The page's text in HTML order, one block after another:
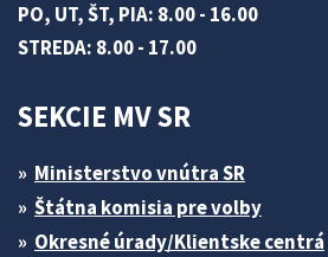
PO, UT, ŠT, PIA: 8.00 - 16.00
STREDA: 8.00 - 17.00
SEKCIE MV SR
Ministerstvo vnútra SR
Štátna komisia pre volby
Okresné úrady/Klientske centrá